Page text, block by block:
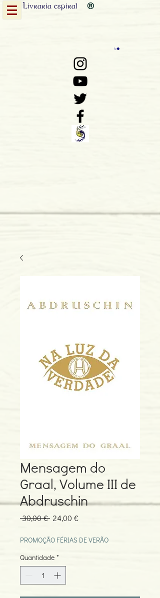
Livraria espiral
Mensagem do
Graal, Volume III de
Abdruschin
30,00 € Preço
24,00 €Preço
PROMOÇÃO FÉRIAS DE VERÃO
Quantidade *